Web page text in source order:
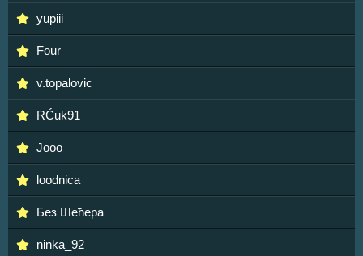
yupiii
Four
v.topalovic
RĆuk91
Jooo
loodnica
Без Шећера
ninka_92